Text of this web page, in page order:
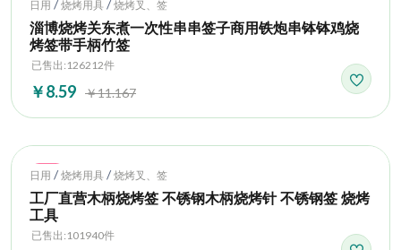
日用 / 烧烤用具 / 烧烤叉、签
淄博烧烤关东煮一次性串串签子商用铁炮串钵钵鸡烧
烤签带手柄竹签
已售出:126212件
￥8.59 ￥11.167
Hot
日用 / 烧烤用具 / 烧烤叉、签
工厂直营木柄烧烤签 不锈钢木柄烧烤针 不锈钢签 烧烤
工具
已售出:101940件